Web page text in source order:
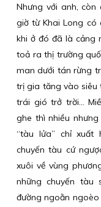
Nhưng với anh,
giờ từ Khai Long có
khi ở đó đã là cảng
toả ra thị trường
man dưới tán rừng
trị gia tăng vào siêu
trái gió trở trời…
ghe thì nhiều
“tàu lửa” chỉ xuất
chuyến tàu cứ
xuôi về vùng
những chuyến tàu
đường ngoằn